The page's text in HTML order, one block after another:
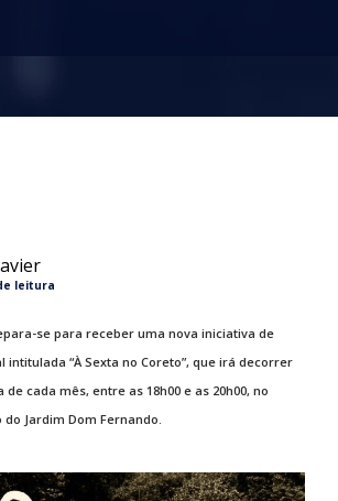
leitura
se para receber uma nova iniciativa de
“À Sexta no Coreto”, que irá decorrer
cada mês, entre as 18h00 e as 20h00, no
Jardim Dom Fernando.